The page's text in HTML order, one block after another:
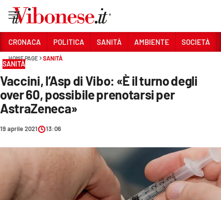
Sezioni
CRONACA
POLITICA
SOCIETÀ
CULTURA
CRONACA POLITICA SANITÀ AMBIENTE SOCIETÀ
HOME PAGE SANITÀ
SANITÀ
Vaccini, l’Asp di Vibo: «È il turno degli
over 60, possibile prenotarsi per
AstraZeneca»
19 aprile 2021 13:06